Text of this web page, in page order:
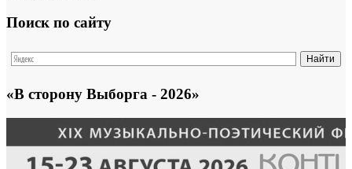
Поиск по сайту
«В сторону Выборга - 2026»